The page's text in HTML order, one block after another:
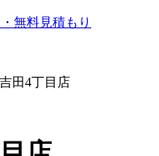
無料見積もり
田4丁目店